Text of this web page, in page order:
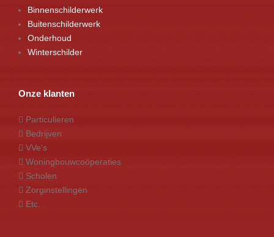
Binnenschilderwerk
Buitenschilderwerk
Onderhoud
Winterschilder
Onze klanten
Particulieren
Bedrijven
VVe's
Woningbouwcoöperaties
Scholen
Zorginstellingen
Etc.